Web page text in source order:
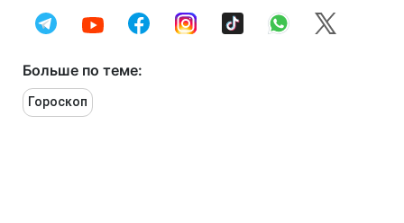
Больше по теме:
Гороскоп